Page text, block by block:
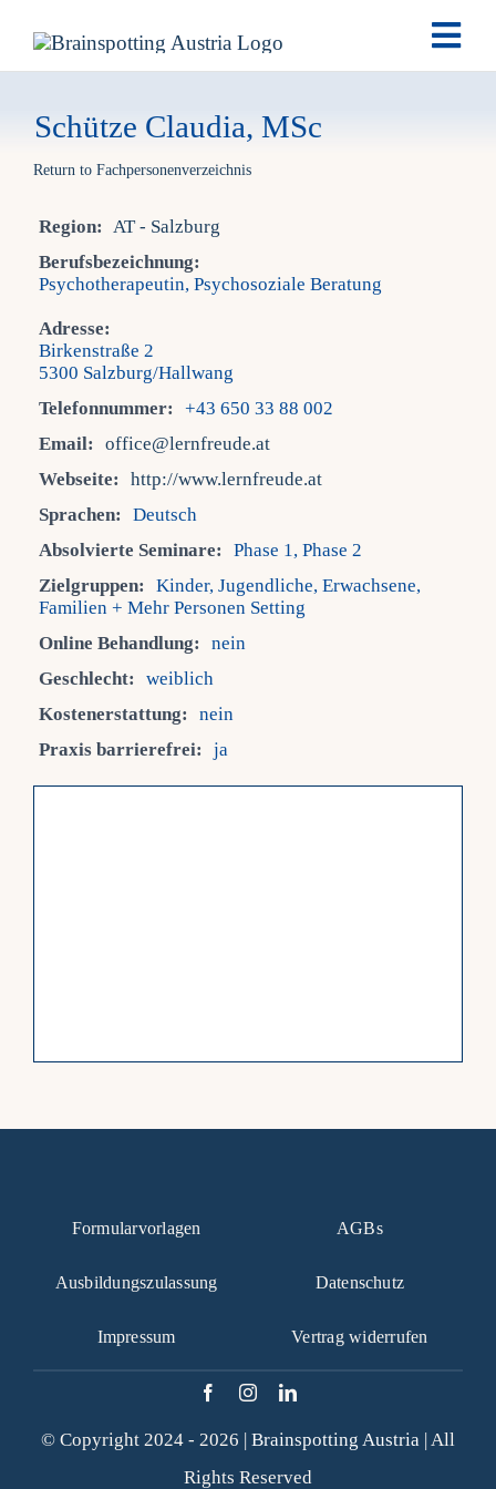
Schütze Claudia, MSc
Return to Fachpersonenverzeichnis
Region:
AT - Salzburg
Berufsbezeichnung:
Psychotherapeutin, Psychosoziale Beratung
Adresse:
Birkenstraße 2
5300 Salzburg/Hallwang
Telefonnummer:
+43 650 33 88 002
Email:
office@lernfreude.at
Webseite:
http://www.lernfreude.at
Sprachen:
Deutsch
Absolvierte Seminare:
Phase 1, Phase 2
Zielgruppen:
Kinder, Jugendliche, Erwachsene,
Familien + Mehr Personen Setting
Online Behandlung:
nein
Geschlecht:
weiblich
Kostenerstattung:
nein
Praxis barrierefrei:
ja
Formularvorlagen
Ausbildungszulassung
Impressum
AGBs
Datenschutz
Vertrag widerrufen
© Copyright 2024 - 2026 | Brainspotting Austria | All
Rights Reserved